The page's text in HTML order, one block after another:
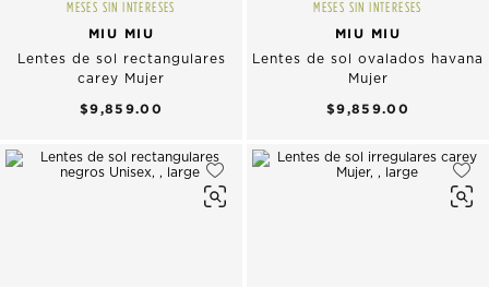
MESES SIN INTERESES
MIU MIU
Lentes de sol rectangulares
carey Mujer
$9,859.00
MESES SIN INTERESES
MIU MIU
Lentes de sol ovalados havana
Mujer
$9,859.00